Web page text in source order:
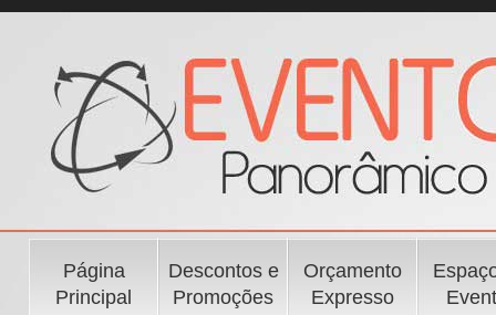
Página
Principal
Descontos e
Promoções
Orçamento
Expresso